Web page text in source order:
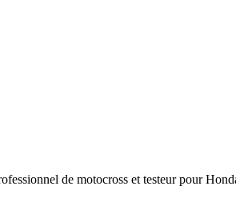
de motocross et testeur pour